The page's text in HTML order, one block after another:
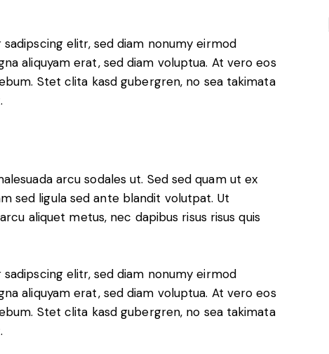
elitr, sed diam nonumy eirmod
aliquyam erat, sed diam voluptua. At vero eos
Stet clita kasd gubergren, no sea takimata
arcu sodales ut. Sed sed quam ut ex
sed ligula sed ante blandit volutpat. Ut
aliquet metus, nec dapibus risus risus quis
elitr, sed diam nonumy eirmod
aliquyam erat, sed diam voluptua. At vero eos
Stet clita kasd gubergren, no sea takimata